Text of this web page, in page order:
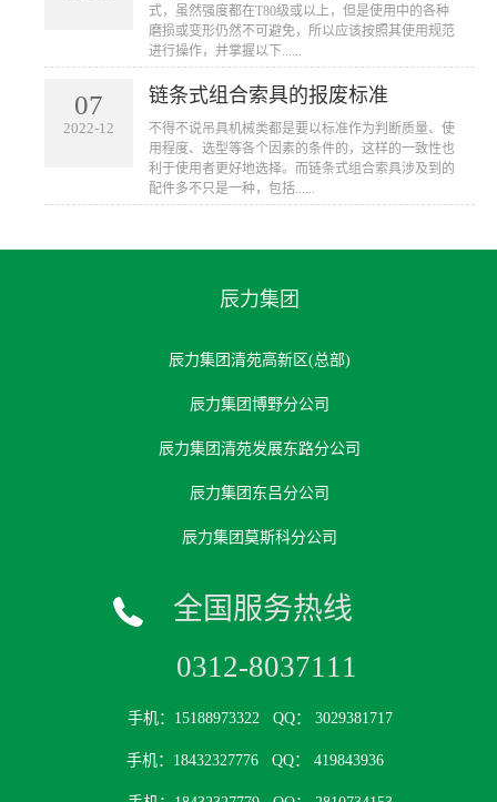
式，虽然强度都在T80级或以上，但是使用中的各种
磨损或变形仍然不可避免，所以应该按照其使用规范
进行操作，并掌握以下......
07
2022-12
链条式组合索具的报废标准
不得不说吊具机械类都是要以标准作为判断质量、使
用程度、选型等各个因素的条件的，这样的一致性也
利于使用者更好地选择。而链条式组合索具涉及到的
配件多不只是一种，包括......
辰力集团
辰力集团清苑高新区(总部)
辰力集团博野分公司
辰力集团清苑发展东路分公司
辰力集团东吕分公司
辰力集团莫斯科分公司
全国服务热线
0312-8037111
手机：15188973322 QQ： 3029381717
手机：18432327776 QQ： 419843936